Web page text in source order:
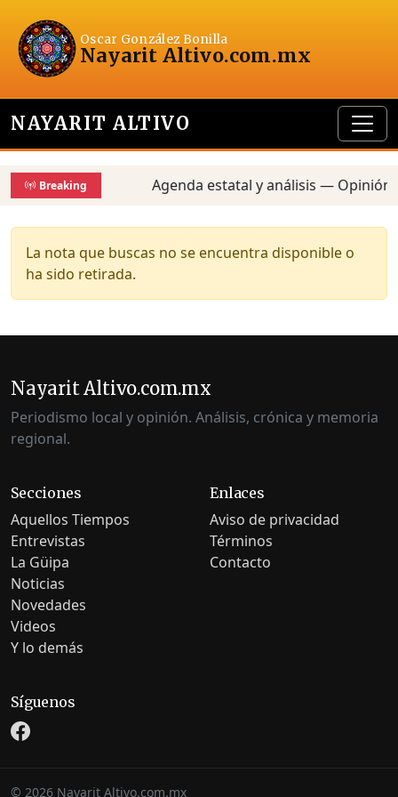
Oscar González Bonilla
Nayarit Altivo.com.mx
NAYARIT ALTIVO
Breaking Agenda estatal y análisis —
La nota que buscas no se encuentra disponible o
ha sido retirada.
Nayarit Altivo.com.mx
Periodismo local y opinión. Análisis, crónica y memoria
regional.
Secciones
Aquellos Tiempos
Entrevistas
La Güipa
Noticias
Novedades
Videos
Y lo demás
Enlaces
Aviso de privacidad
Términos
Contacto
Síguenos
© 2026 Nayarit Altivo.com.mx